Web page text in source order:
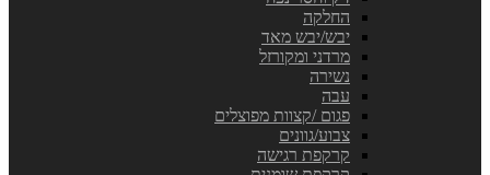
החלקה
יבש/יבש מאד
מרדני ומקורזל
נשירה
עבה
פגום /קצוות מפוצלים
צבוע/גוונים
קרקפת רגישה